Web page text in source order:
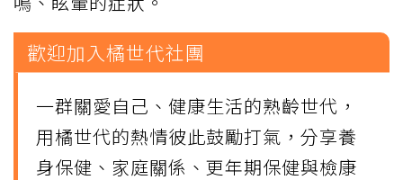
歡迎加入橘世代社團
一群關愛自己、健康生活的熟齡世代，
用橘世代的熱情彼此鼓勵打氣，分享養
身保健、家庭關係、更年期保健與檢康